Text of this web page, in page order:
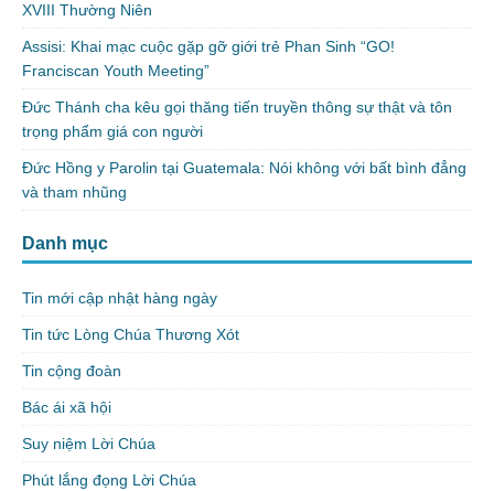
XVIII Thường Niên
Assisi: Khai mạc cuộc gặp gỡ giới trẻ Phan Sinh “GO!
Franciscan Youth Meeting”
Đức Thánh cha kêu gọi thăng tiến truyền thông sự thật và tôn
trọng phẩm giá con người
Đức Hồng y Parolin tại Guatemala: Nói không với bất bình đẳng
và tham nhũng
Danh mục
Tin mới cập nhật hàng ngày
Tin tức Lòng Chúa Thương Xót
Tin cộng đoàn
Bác ái xã hội
Suy niệm Lời Chúa
Phút lắng đọng Lời Chúa